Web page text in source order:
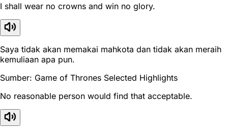
I shall wear no crowns and win no glory.
Saya tidak akan memakai mahkota dan tidak akan meraih
kemuliaan apa pun.
Sumber: Game of Thrones Selected Highlights
No reasonable person would find that acceptable.